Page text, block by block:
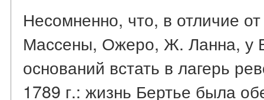
Несомненно, что, в отличие
Массены, Ожеро, Ж. Ланна, у
оснований встать в лагерь
1789 г.: жизнь Бертье была